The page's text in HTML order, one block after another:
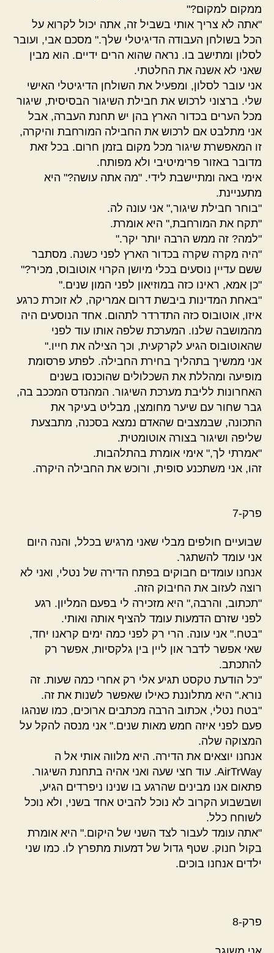
ממקום למקום?"
"אתה לא צריך אותי בשביל זה, אתה יכול לקרוא על
הכל בשולחן העבודה הדיגיטלי שלך." מסכם אבי, ועובר
לסלון ומתישב בו. נראה שהוא הרים ידיים. הוא מבין
שאני לא אשנה את החלטתי.
אני עובר לסלון, ומפעיל את השולחן הדיגיטלי האישי
שלי. ברצוני לרכוש את חבילת השיגור הבסיסית, שיגור
מכל הערים בכדור הארץ בהן יש תחנת העברה, אבל
אני מתלבט אם לרכוש את החבילה המורחבת והיקרה,
זו המאפשרת שיגור מכל מקום בזמן חרום. בכל זאת
מדובר באזור פרימיטיבי ולא מפותח.
אימי באה ומתיישבת לידי. "מה אתה עושה?" היא
מתעניינת.
"בוחר חבילת שיגור," אני עונה לה.
"תקח את המורחבת," היא אומרת.
"למה? זה ממש הרבה יותר יקר."
"היה מקרה שקרה בכדור הארץ לפני כשנה. מסתבר
ששם עדיין נוסעים בכלי מיושן הקרוי אוטובוס, מכיר?"
"כן אמא, ראינו כזה במוזיאון לפני המון שנים."
"באחת המדינות ביבשת דרום אמריקה, לא זוכרת כרגע
איזו, אוטובוס כזה התדרדר לתהום. אחד הנוסעים היה
מהמושבה שלנו. המערכת שלפה אותו עוד לפני
שהאוטובוס הגיע לקרקעית, וכך הצילה את חייו."
אני ממשיך בתהליך בחירת החבילה. לפתע פרסומת
מופיעה ומהללת את השכלולים שהוכנסו בשנים
האחרונות לליבת מערכת השיגור. המהנדס המככב בה,
גבר שחור עם שיער מחומצן, מבליט בעיקר את
התכונה, שבמצבים שהאדם נמצא בסכנה, מתבצעת
שליפה ושיגור בצורה אוטומטית.
"אמרתי לך," אימי אומרת בהתלהבות.
זהו, אני משתכנע סופית, ורוכש את החבילה היקרה.
פרק-7
שבועיים חולפים מבלי שאני מרגיש בכלל, והנה היום
אני עומד להשתגר.
אנחנו עומדים חבוקים בפתח הדירה של נטלי, ואני לא
רוצה לעזוב את החיבוק הזה.
"תכתוב, והרבה," היא מזכירה לי בפעם המליון. רגע
לפני שזרם הדמעות עומד להציף אותה ואותי.
"בטח." אני עונה. הרי רק לפני כמה ימים קראנו יחד,
שאי אפשר לדבר און ליין בין גלקסיות, אפשר רק
להתכתב.
"כל הודעת טקסט תגיע אלי רק אחרי כמה שעות. זה
נורא." היא מתלוננת כאילו שאפשר לשנות את זה.
"בטח נטלי, אכתוב הרבה מכתבים ארוכים, כמו שנהגו
פעם לפני איזה חמש מאות שנים." אני מנסה להקל על
המצוקה שלה.
אנחנו יוצאים את הדירה. היא מלווה אותי אל ה
AirTrWay. עוד חצי שעה ואני אהיה בתחנת השיגור.
פתאום אנו מבינים שהרגע בו שנינו ניפרדים הגיע,
ושבשבוע הקרוב לא נוכל להביט אחד בשני, ולא נוכל
לשוחח כלל.
"אתה עומד לעבור לצד השני של היקום." היא אומרת
בקול חנוק. שטף גדול של דמעות מתפרץ לו. כמו שני
ילדים אנחנו בוכים.
פרק-8